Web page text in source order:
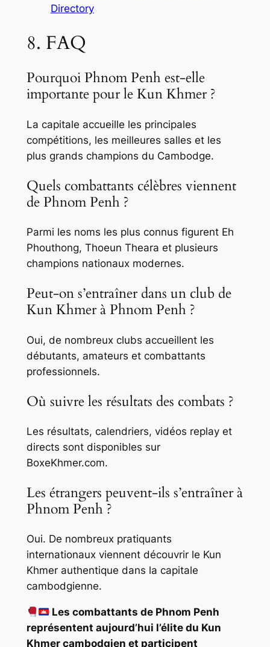
Directory
8. FAQ
Pourquoi Phnom Penh est-elle
importante pour le Kun Khmer ?
La capitale accueille les principales
compétitions, les meilleures salles et les
plus grands champions du Cambodge.
Quels combattants célèbres viennent
de Phnom Penh ?
Parmi les noms les plus connus figurent Eh
Phouthong, Thoeun Theara et plusieurs
champions nationaux modernes.
Peut-on s’entraîner dans un club de
Kun Khmer à Phnom Penh ?
Oui, de nombreux clubs accueillent les
débutants, amateurs et combattants
professionnels.
Où suivre les résultats des combats ?
Les résultats, calendriers, vidéos replay et
directs sont disponibles sur
BoxeKhmer.com.
Les étrangers peuvent-ils s’entraîner à
Phnom Penh ?
Oui. De nombreux pratiquants
internationaux viennent découvrir le Kun
Khmer authentique dans la capitale
cambodgienne.
Les combattants de Phnom Penh
représentent aujourd’hui l’élite du Kun
Khmer cambodgien et participent